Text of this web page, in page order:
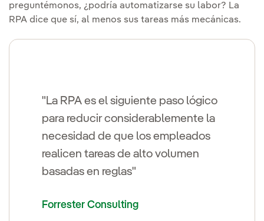
preguntémonos, ¿podría automatizarse su labor? La
RPA dice que sí, al menos sus tareas más mecánicas.
"La RPA es el siguiente paso lógico
para reducir considerablemente la
necesidad de que los empleados
realicen tareas de alto volumen
basadas en reglas"
Forrester Consulting